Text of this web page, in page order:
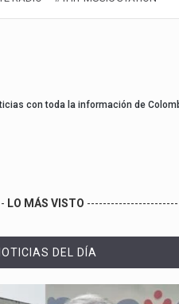
con toda la información de
LO MÁS VISTO
DEL DÍA